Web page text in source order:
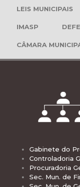
LEIS MUNICIPAIS
IMASP
CÂMARA
Gabinete do
Controladoria
Procuradoria
Sec. Mun. de